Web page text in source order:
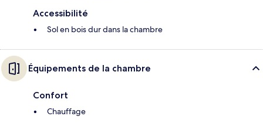
Accessibilité
Sol en bois dur dans la chambre
Équipements de la chambre
Confort
Chauffage